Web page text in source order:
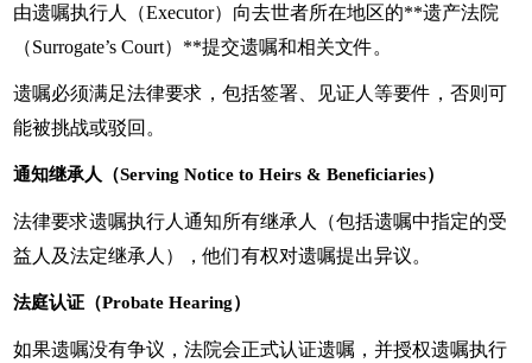
由遗嘱执行人（Executor）向去世者所在地区的**遗产法院
（Surrogate’s Court）**提交遗嘱和相关文件。
遗嘱必须满足法律要求，包括签署、见证人等要件，否则可
能被挑战或驳回。
通知继承人（Serving Notice to Heirs & Beneficiaries）
法律要求遗嘱执行人通知所有继承人（包括遗嘱中指定的受
益人及法定继承人），他们有权对遗嘱提出异议。
法庭认证（Probate Hearing）
如果遗嘱没有争议，法院会正式认证遗嘱，并授权遗嘱执行